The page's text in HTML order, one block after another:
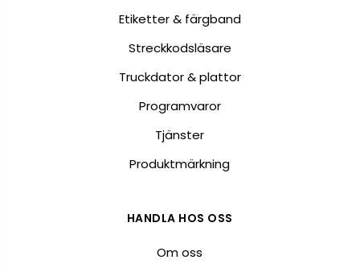
Etiketter & färgband
Streckkodsläsare
Truckdator & plattor
Programvaror
Tjänster
Produktmärkning
HANDLA HOS OSS
Om oss